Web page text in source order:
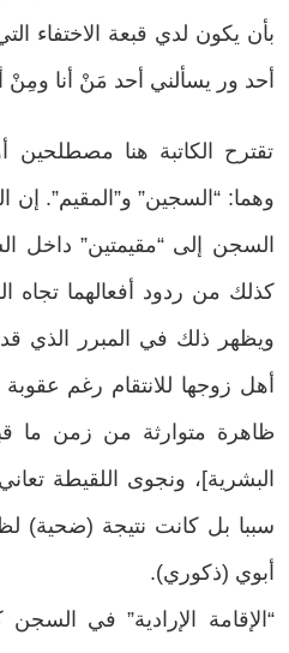
بأن يكون لدي قبعة الاختفاء
أحد ور يسألني أحد مَنْ أنا
تقترح الكاتبة هنا
وهما: “السجين” و”المقيم”. إن
السجن إلى “مقيمتين” داخل
كذلك من ردود أفعالهما تجاه
ويظهر ذلك في المبرر الذي
أهل زوجها للانتقام رغم
ظاهرة متوارثة من زمن ما
البشرية]، ونجوى اللقيطة
سببا بل كانت نتيجة (ضحية)
أبوي (ذكوري).
“الإقامة الإرادية” في السجن